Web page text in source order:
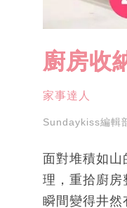
廚房收
家事達人
Sundaykiss編輯
面對堆積如山
理，重拾廚房
瞬間變得井然